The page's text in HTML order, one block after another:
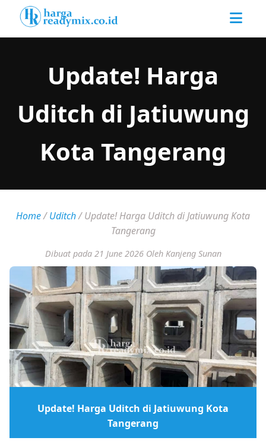
Update! Harga
Uditch di Jatiuwung
Kota Tangerang
Home/Uditch/Update! Harga Uditch di Jatiuwung Kota
Tangerang
Dibuat pada 21 June 2026 Oleh Kanjeng Sunan
Update! Harga Uditch di Jatiuwung Kota
Tangerang